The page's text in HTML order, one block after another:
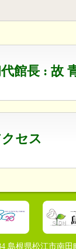
館長 : 故
セス
島根県松江市南田